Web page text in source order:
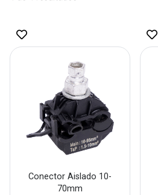
Conector Aislado 10-
70mm